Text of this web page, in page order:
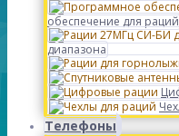
обеспечение для раций
диапазона
Телефоны